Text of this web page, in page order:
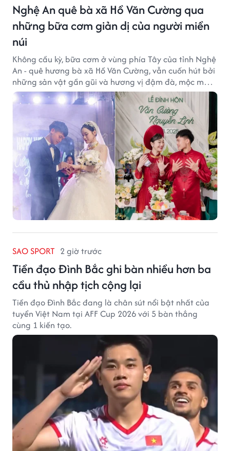
Nghệ An quê bà xã Hồ Văn Cường qua
những bữa cơm giản dị của người miền
núi
Không cầu kỳ, bữa cơm ở vùng phía Tây của tỉnh Nghệ
An - quê hương bà xã Hồ Văn Cường, vẫn cuốn hút bởi
những sản vật gần gũi và hương vị đậm đà, mộc mạc
của núi rừng.
SAO SPORT 2 giờ trước
Tiền đạo Đình Bắc ghi bàn nhiều hơn ba
cầu thủ nhập tịch cộng lại
Tiền đạo Đình Bắc đang là chân sút nổi bật nhất của
tuyển Việt Nam tại AFF Cup 2026 với 5 bàn thắng
cùng 1 kiến tạo.